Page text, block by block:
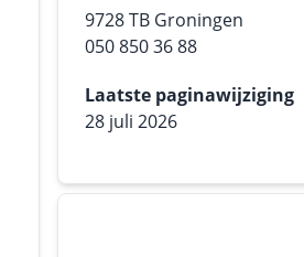
9728 TB Groningen
050 850 36 88
Laatste paginawijziging
28 juli 2026